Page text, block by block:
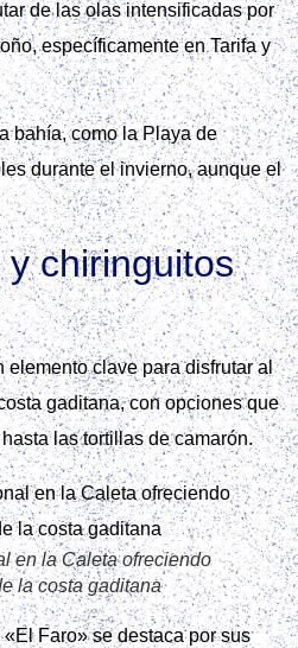
de las olas intensificadas por
específicamente en Tarifa y
bahía, como la Playa de
durante el invierno, aunque el
chiringuitos
elemento clave para disfrutar al
gaditana, con opciones que
las tortillas de camarón.
en la Caleta ofreciendo
la costa gaditana
Faro» se destaca por sus